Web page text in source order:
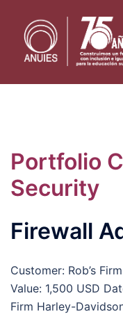
contenido
Portfolio
Security
Firewall
Customer: Rob’s
Value: 1,500 USD
Firm Harley-